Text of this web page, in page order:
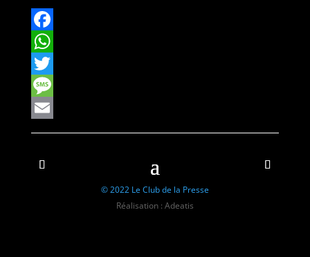
Facebook
WhatsApp
Twitter
Message
Email
© 2022 Le Club de la Presse
Réalisation : Adeatis